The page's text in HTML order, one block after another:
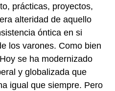
prácticas, proyectos,
alteridad de aquello
óntica en si
los varones. Como bien
se ha modernizado
y globalizada que
igual que siempre. Pero